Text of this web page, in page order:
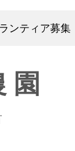
ンティア募集